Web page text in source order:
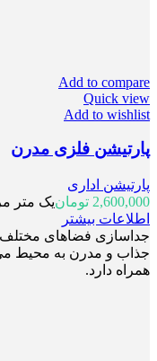
Add to compare
Quick view
Add to wishlist
پارتیشن فلزی مدرن
پارتیشن اداری
2,600,000 تومانیک متر
اطلاعات بیشتر
جداسازی فضاهای مختلف
جذاب و مدرن به محیط
همراه دارد.